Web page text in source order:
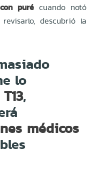
purécuando notó
descubrió la
lo
T13,
médicos